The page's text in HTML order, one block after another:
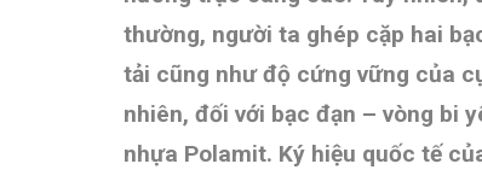
thường, người ta ghép cặp hai
tải cũng như độ cứng vững của
nhiên, đối với bạc đạn – vòng bi
nhựa Polamit. Ký hiệu quốc tế